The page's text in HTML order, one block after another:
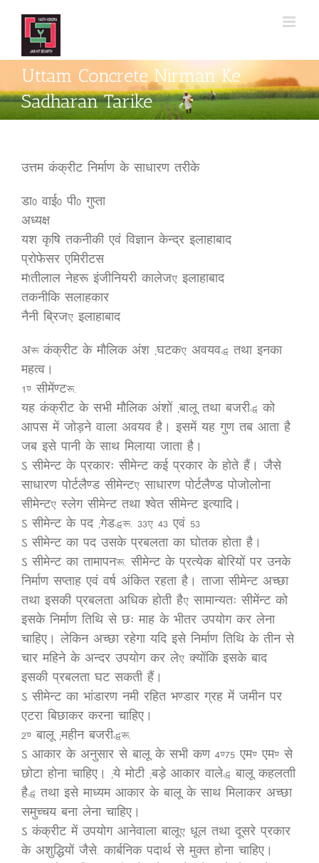
content
Uttam Concrete Nirman Ke
Sadharan Tarike
उत्तम कंक्रीट निर्माण के साधारण तरीके
डा0 वाई0 पी0 गुप्ता
अध्यक्ष
यश कृषि तकनीकी एवं विज्ञान केन्द्र इलाहाबाद
प्रोफेसर एमिरीटस
म¨तीलाल नेहरू इंजीनियरी कालेज, इलाहाबाद
तकनीकि सलाहकार
नैनी ब्रिज, इलाहाबाद
अ: कंक्रीट के मौलिक अंश (घटक, अवयव) तथा इनका
महत्व।
1. सीमेंण्ट:-
यह कंक्रीट के सभी मौलिक अंशों (बालू तथा बजरी) को
आपस में जोड़ने वाला अवयव है। इसमें यह गुण तब आता है
जब इसे पानी के साथ मिलाया जाता है।
ऽ सीमेन्ट के प्रकारः सीमेन्ट कई प्रकार के होते हैं। जैसे
साधारण पोर्टलैण्ड सीमेन्ट, साधारण पोर्टलैण्ड पोजोलोना
सीमेन्ट, स्लेग सीमेन्ट तथा श्वेत सीमेन्ट इत्यादि।
ऽ सीमेन्ट के पद (गेड):- 33, 43 एवं 53
ऽ सीमेन्ट का पद उसके प्रबलता का घोतक होता है।
ऽ सीमेन्ट का तामापन:- सीमेन्ट के प्रत्येक बोरियों पर उनके
निर्माण सप्ताह एवं वर्ष अंकित रहता है। ताजा सीमेन्ट अच्छा
तथा इसकी प्रबलता अधिक होती है, सामान्यतः सीमेंन्ट को
इसके निर्माण तिथि से छः माह के भीतर उपयोग कर लेना
चाहिए। लेकिन अच्छा रहेगा यदि इसे निर्माण तिथि के तीन से
चार महिने के अन्दर उपयोग कर ले, क्योंकि इसके बाद
इसकी प्रबलता घट सकती हैं।
ऽ सीमेन्ट का भांडारण नमी रहित भण्डार ग्रह में जमीन पर
एटरा बिछाकर करना चाहिए।
2. बालू (महीन बजरी):-
ऽ आकार के अनुसार से बालू के सभी कण 4.75 एम. एम. से
छोटा होना चाहिए। (ये मोटी (बड़े आकार वाले) बालू कहलताी
है) तथा इसे माध्यम आकार के बालू के साथ मिलाकर अच्छा
समुच्चय बना लेना चाहिए।
ऽ कंक्रीट में उपयोग आनेवाला बालू, धूल तथा दूसरे प्रकार
के अशुद्धियों जैसे- कार्बनिक पदार्थ से मुक्त होना चाहिए।